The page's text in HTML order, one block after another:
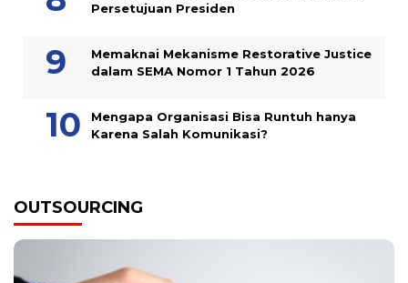
Persetujuan Presiden
Memaknai Mekanisme Restorative Justice
dalam SEMA Nomor 1 Tahun 2026
Mengapa Organisasi Bisa Runtuh hanya
Karena Salah Komunikasi?
OUTSOURCING